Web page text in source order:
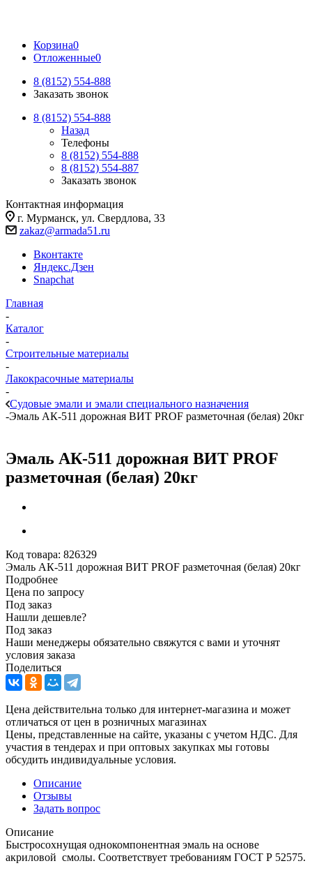
Корзина0
Отложенные0
8 (8152) 554-888
Заказать звонок
8 (8152) 554-888
Назад
Телефоны
8 (8152) 554-888
8 (8152) 554-887
Заказать звонок
Контактная информация
г. Мурманск, ул. Свердлова, 33
zakaz@armada51.ru
Вконтакте
Яндекс.Дзен
Snapchat
Главная
-
Каталог
-
Строительные материалы
-
Лакокрасочные материалы
-
Судовые эмали и эмали специального назначения
-Эмаль АК-511 дорожная ВИТ PROF разметочная (белая) 20кг
Эмаль АК-511 дорожная ВИТ PROF
разметочная (белая) 20кг
Код товара: 826329
Эмаль АК-511 дорожная ВИТ PROF разметочная (белая) 20кг
Подробнее
Цена по запросу
Под заказ
Нашли дешевле?
Под заказ
Наши менеджеры обязательно свяжутся с вами и уточнят
условия заказа
Поделиться
Цена действительна только для интернет-магазина и может
отличаться от цен в розничных магазинах
Цены, представленные на сайте, указаны с учетом НДС. Для
участия в тендерах и при оптовых закупках мы готовы
обсудить индивидуальные условия.
Описание
Отзывы
Задать вопрос
Описание
Быстросохнущая однокомпонентная эмаль на основе
акриловой смолы. Соответствует требованиям ГОСТ Р 52575.